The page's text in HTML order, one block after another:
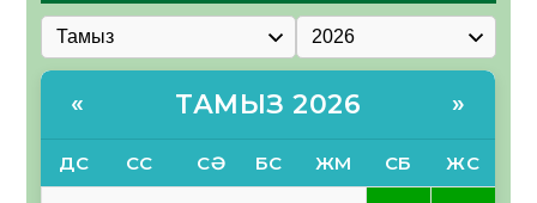
« ТАМЫЗ 2026 »
ДС СС СӘ БС ЖМ СБ ЖС